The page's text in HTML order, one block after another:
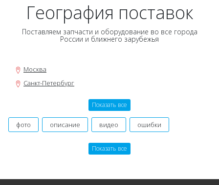
География поставок
Поставляем запчасти и оборудование во все города
России и ближнего зарубежья
Москва
Санкт-Петербург
Екатеринбург
Уфа
Показать все
фото описание видео
ошибки
руководство
состав заказа
даташит номер
Показать все